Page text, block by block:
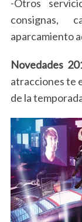
-Otros
consignas,
aparcamiento
Novedades
atracciones te
de la